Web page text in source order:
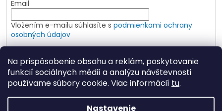
Na prispôsobenie obsahu a reklám, poskytovanie
funkcií sociálnych médií a analýzu návštevnosti
používame súbory cookie. Viac informácií tu.
Nastavenie
Email
Vložením e-mailu súhlasíte s podmienkami ochrany
osobných údajov
PRIHLÁSIŤ SA